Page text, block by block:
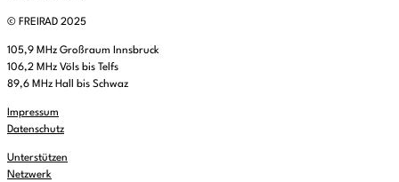
© FREIRAD 2025
105,9 MHz Großraum Innsbruck
106,2 MHz Völs bis Telfs
89,6 MHz Hall bis Schwaz
Impressum
Datenschutz
Unterstützen
Netzwerk